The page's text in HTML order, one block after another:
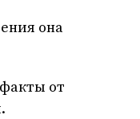
она
от